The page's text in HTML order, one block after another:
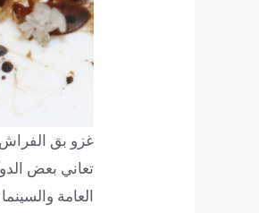
غزو بق الفراش
تعاني بعض
العامة